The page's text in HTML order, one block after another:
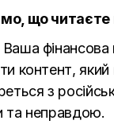
що читаєте
фінансова
контент,
з
та неправдою.